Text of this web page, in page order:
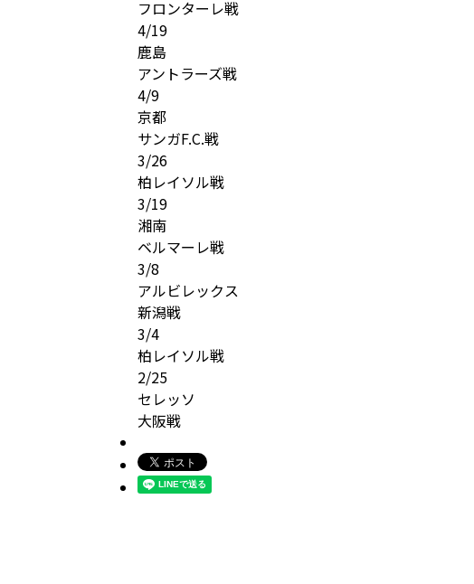
フロンターレ戦
4/19
鹿島
アントラーズ戦
4/9
京都
サンガF.C.戦
3/26
柏レイソル戦
3/19
湘南
ベルマーレ戦
3/8
アルビレックス
新潟戦
3/4
柏レイソル戦
2/25
セレッソ
大阪戦